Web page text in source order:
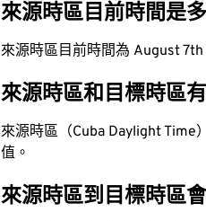
來源時區目前時間是
來源時區目前時間為 August
來源時區和目標時區
來源時區（Cuba Daylight Time
值。
來源時區到目標時區